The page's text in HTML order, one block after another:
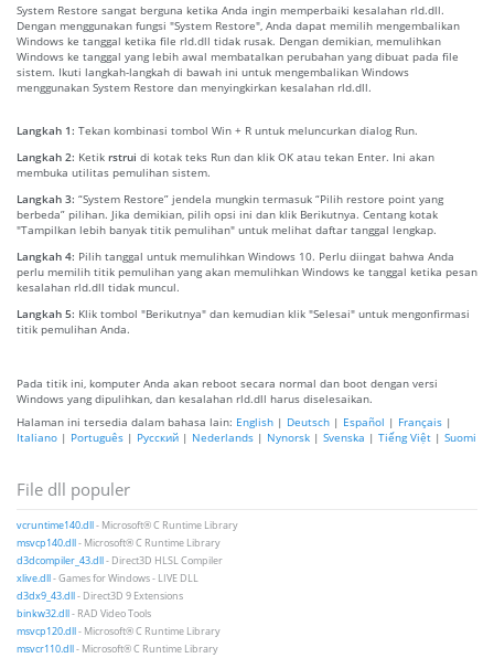
System Restore sangat berguna ketika Anda ingin memperbaiki kesalahan rld.dll.
Dengan menggunakan fungsi "System Restore", Anda dapat memilih mengembalikan
Windows ke tanggal ketika file rld.dll tidak rusak. Dengan demikian, memulihkan
Windows ke tanggal yang lebih awal membatalkan perubahan yang dibuat pada file
sistem. Ikuti langkah-langkah di bawah ini untuk mengembalikan Windows
menggunakan System Restore dan menyingkirkan kesalahan rld.dll.
Langkah 1: Tekan kombinasi tombol Win + R untuk meluncurkan dialog Run.
Langkah 2: Ketik rstrui di kotak teks Run dan klik OK atau tekan Enter. Ini akan
membuka utilitas pemulihan sistem.
Langkah 3: “System Restore” jendela mungkin termasuk “Pilih restore point yang
berbeda” pilihan. Jika demikian, pilih opsi ini dan klik Berikutnya. Centang kotak
"Tampilkan lebih banyak titik pemulihan" untuk melihat daftar tanggal lengkap.
Langkah 4: Pilih tanggal untuk memulihkan Windows 10. Perlu diingat bahwa Anda
perlu memilih titik pemulihan yang akan memulihkan Windows ke tanggal ketika pesan
kesalahan rld.dll tidak muncul.
Langkah 5: Klik tombol "Berikutnya" dan kemudian klik "Selesai" untuk mengonfirmasi
titik pemulihan Anda.
Pada titik ini, komputer Anda akan reboot secara normal dan boot dengan versi
Windows yang dipulihkan, dan kesalahan rld.dll harus diselesaikan.
Halaman ini tersedia dalam bahasa lain: English | Deutsch | Español | Français |
Italiano | Português | Русский | Nederlands | Nynorsk | Svenska | Tiếng Việt | Suomi
File dll populer
vcruntime140.dll- Microsoft® C Runtime Library
msvcp140.dll- Microsoft® C Runtime Library
d3dcompiler_43.dll- Direct3D HLSL Compiler
xlive.dll- Games for Windows - LIVE DLL
d3dx9_43.dll- Direct3D 9 Extensions
binkw32.dll- RAD Video Tools
msvcp120.dll- Microsoft® C Runtime Library
msvcr110.dll- Microsoft® C Runtime Library